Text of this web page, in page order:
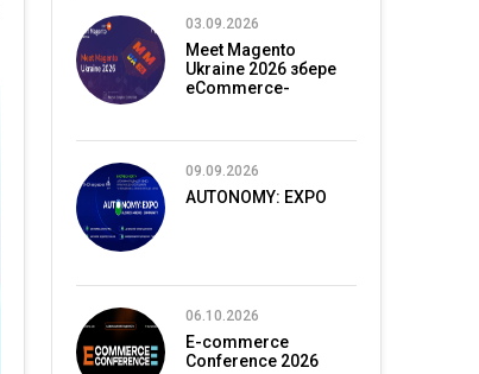
03.09.2026
Meet Magento
Ukraine 2026 збере
eCommerce-
09.09.2026
AUTONOMY: EXPO
06.10.2026
E-commerce
Conference 2026